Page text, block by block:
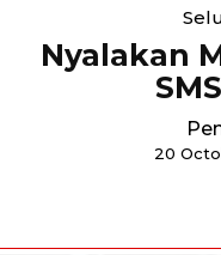
Nyalakan
20